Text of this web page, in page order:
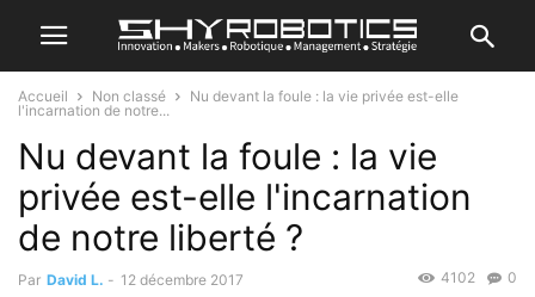
Accueil Non classé
Nu devant la foule : la vie privée est-elle
l'incarnation de notre...
Nu devant la foule : la vie
privée est-elle l'incarnation
de notre liberté ?
Par David L. - 12 décembre 2017 0
4102